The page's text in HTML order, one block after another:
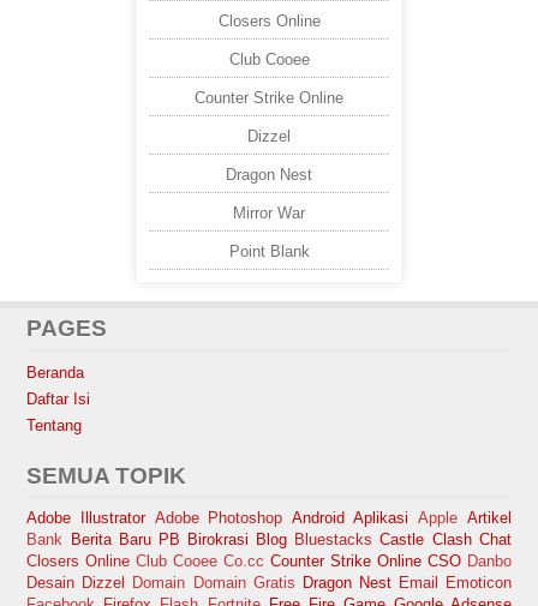
Closers Online
Club Cooee
Counter Strike Online
Dizzel
Dragon Nest
Mirror War
Point Blank
PAGES
Beranda
Daftar Isi
Tentang
SEMUA TOPIK
Adobe Illustrator Adobe Photoshop Android Aplikasi Apple Artikel
Bank
Berita Baru PB Birokrasi Blog Bluestacks Castle Clash Chat
Closers Online Club Cooee Co.cc Counter Strike Online CSO Danbo
Desain Dizzel Domain Domain Gratis Dragon Nest Email
Emoticon